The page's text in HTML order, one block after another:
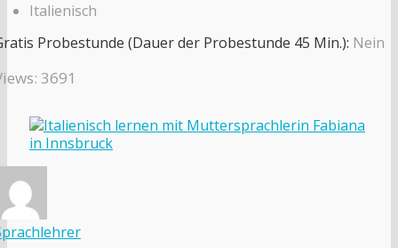
Italienisch
Probestunde (Dauer der Probestunde 45 Min.): Nein
3691